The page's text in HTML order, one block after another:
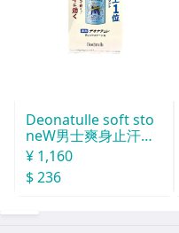
Deonatulle soft sto
neW男士爽身止汗石
消臭石２０ｇ
¥ 1,160
$ 236